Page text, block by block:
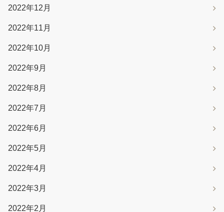
2022年12月
2022年11月
2022年10月
2022年9月
2022年8月
2022年7月
2022年6月
2022年5月
2022年4月
2022年3月
2022年2月